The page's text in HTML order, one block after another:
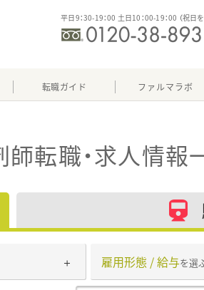
平日9：30-19：00 土日10：00-19：00 （祝日
転職ガイド ファルマラボ
師転職・求人情報
雇用形態 / 給与を選